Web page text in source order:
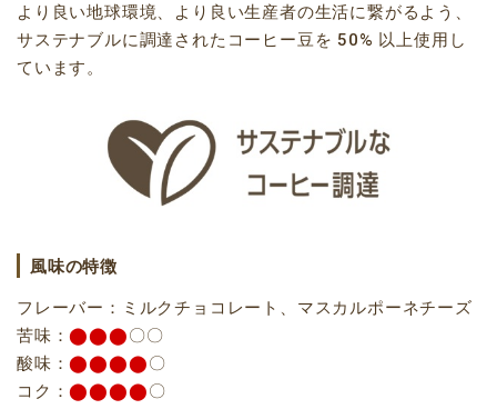
より良い地球環境、より良い生産者の生活に繋がるよう、
サステナブルに調達されたコーヒー豆を 50% 以上使用し
ています。
風味の特徴
フレーバー：ミルクチョコレート、マスカルポーネチーズ
苦味：⬤⬤⬤〇〇
酸味：⬤⬤⬤⬤〇
コク：⬤⬤⬤⬤〇